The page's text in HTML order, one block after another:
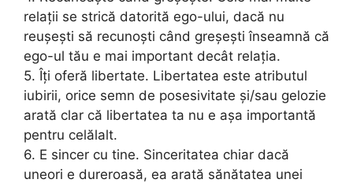
relații se strică datorită ego-ului, dacă nu
reușești să recunoști când greșești înseamnă că
ego-ul tău e mai important decât relația.
5. Îți oferă libertate. Libertatea este atributul
iubirii, orice semn de posesivitate și/sau gelozie
arată clar că libertatea ta nu e așa importantă
pentru celălalt.
6. E sincer cu tine. Sinceritatea chiar dacă
uneori e dureroasă, ea arată sănătatea unei